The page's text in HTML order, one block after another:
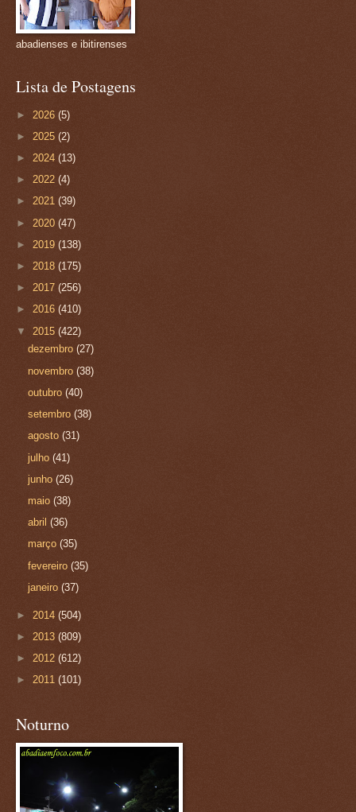
abadienses e ibitirenses
Lista de Postagens
► 2026 (5)
► 2025 (2)
► 2024 (13)
► 2022 (4)
► 2021 (39)
► 2020 (47)
► 2019 (138)
► 2018 (175)
► 2017 (256)
► 2016 (410)
▼ 2015 (422)
dezembro(27)
novembro(38)
outubro(40)
setembro(38)
agosto(31)
julho(41)
junho(26)
maio(38)
abril(36)
março(35)
fevereiro(35)
janeiro(37)
► 2014 (504)
► 2013 (809)
► 2012 (612)
► 2011 (101)
Noturno